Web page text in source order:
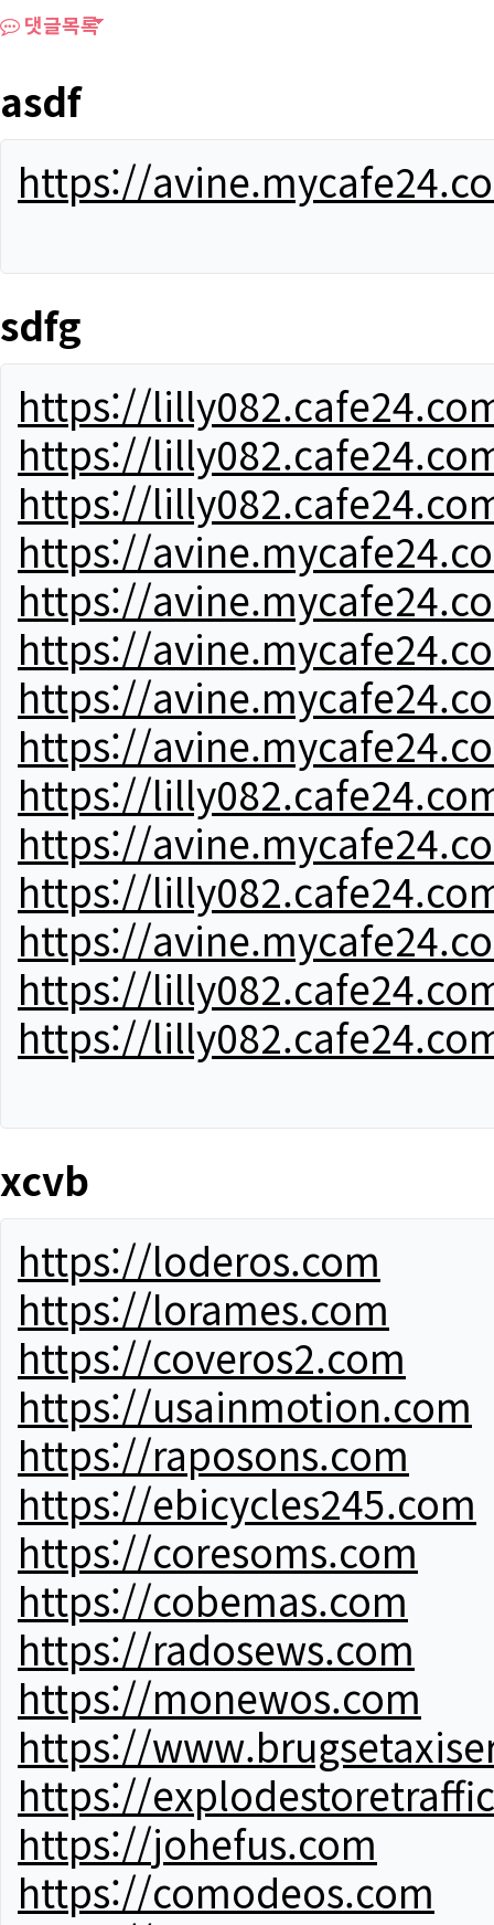
댓글목록
asdf
https://
sdfg
https://
https://
https://
https://
https://
https://
https://
https://
https://
https://
https://
https://
https://
https://
xcvb
https://loderos.com
https://lorames.com
https://coveros2.com
https://usainmotion.com
https://raposons.com
https://ebicycles245.com
https://coresoms.com
https://cobemas.com
https://radosews.com
https://monewos.com
https://
https://
https://johefus.com
https://comodeos.com